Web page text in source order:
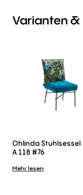
Varianten &
Ohlinda Stuhlsessel
A 118 #76
Mehr lesen